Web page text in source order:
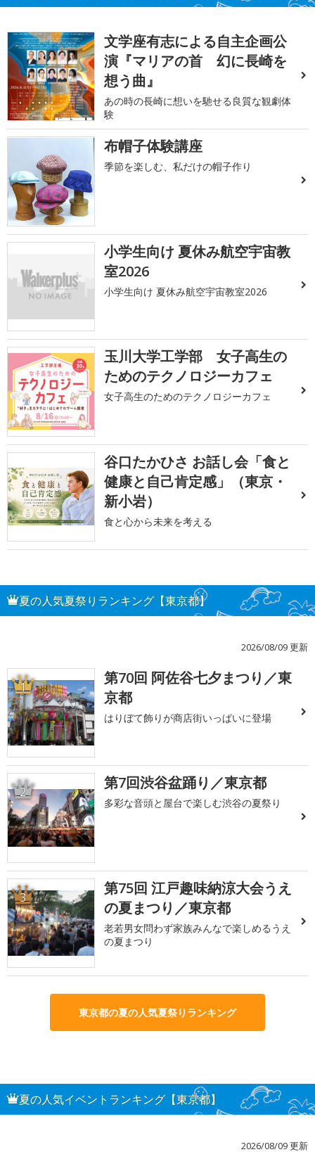
文学座有志による自主企画公
演『マリアの首 幻に長崎を
想う曲』
あの時の長崎に想いを馳せる良質な観劇体
験
布帽子体験講座
季節を楽しむ、私だけの帽子作り
小学生向け 夏休み航空宇宙教
室2026
小学生向け 夏休み航空宇宙教室2026
玉川大学工学部 女子高生の
ためのテクノロジーカフェ
女子高生のためのテクノロジーカフェ
谷口たかひさ お話し会「食と
健康と自己肯定感」（東京・
新小岩）
食と心から未来を考える
夏の人気夏祭りランキング【東京都】
2026/08/09 更新
1
第70回 阿佐谷七夕まつり／東
京都
はりぼて飾りが商店街いっぱいに登場
2 第7回渋谷盆踊り／東京都
多彩な音頭と屋台で楽しむ渋谷の夏祭り
3
第75回 江戸趣味納涼大会うえ
の夏まつり／東京都
老若男女問わず家族みんなで楽しめるうえ
の夏まつり
東京都の夏の人気夏祭りランキング
夏の人気イベントランキング【東京都】
2026/08/09 更新